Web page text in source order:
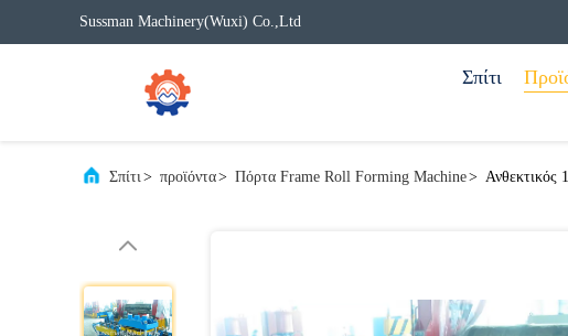
Sussman Machinery(Wuxi) Co.,Ltd
Σπίτι
Σπίτι> προϊόντα> Πόρτα Frame Roll Forming Machine> Ανθεκτικός